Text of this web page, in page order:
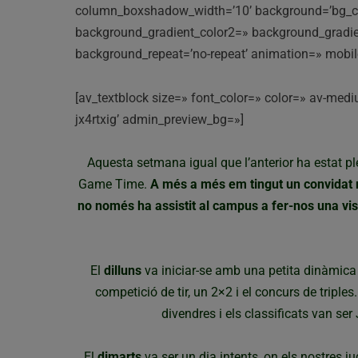
column_boxshadow_width=’10’
background_gradient_color2=»
background_repeat=’no-repeat’ animation=»
[av_textblock size=» font_color=» color=» av-
jx4rtxig’ admin_preview_bg=»]
Aquesta setmana igual que l’anterior ha estat
Game Time. A més a més em tingut un
no només ha assistit al campus a fer-nos una
El dillunsva iniciar-se amb una petita dinàmica
competició de tir, un 2×2 i el concurs de
divendres i els classificats van ser